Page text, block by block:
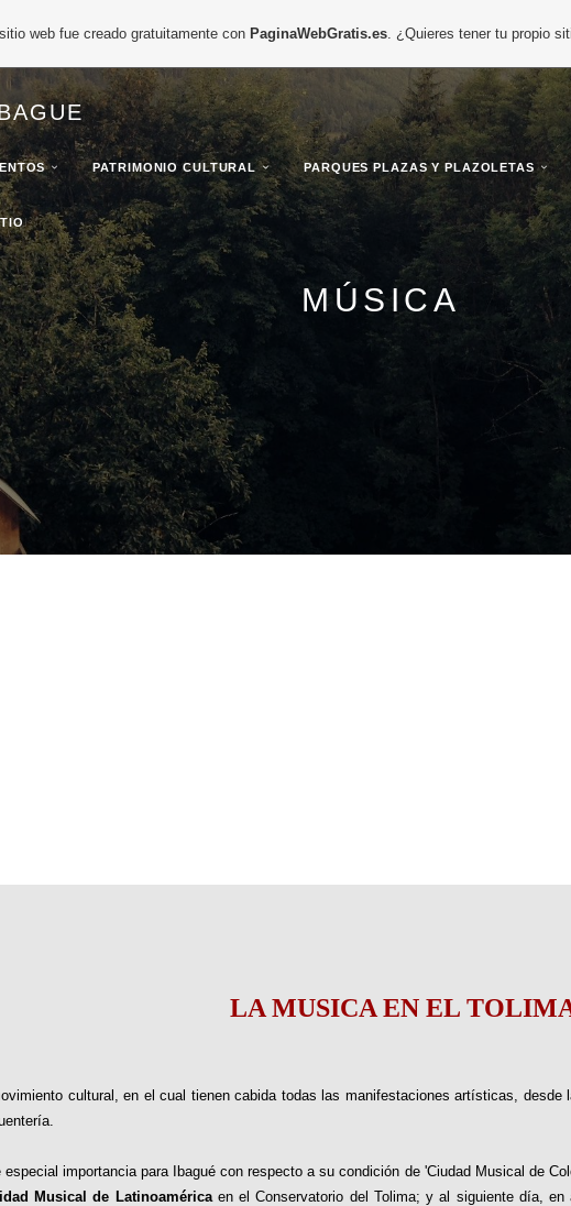
PATRIMONIO CULTURAL PARQUES PLAZAS Y PLAZOLETAS
MÚSICA
LA MUSICA EN EL
cultural, en el cual tienen cabida todas las manifestaciones artísticas,
importancia para Ibagué con respecto a su condición de 'Ciudad Musical de
Musical de Latinoaméricaen el Conservatorio del Tolima; y al siguiente día, en
web fue creado gratuitamente conPaginaWebGratis.es . ¿Quieres tener tu propio